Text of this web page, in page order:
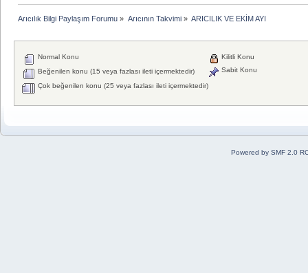
Arıcılık Bilgi Paylaşım Forumu » Arıcının Takvimi» ARICILIK VE EKİM AYI
Normal Konu
Beğenilen konu (15 veya fazlası ileti içermektedir)
Çok beğenilen konu (25 veya fazlası ileti içermektedir)
Kilitli Konu
Sabit Konu
Powered by SMF 2.0